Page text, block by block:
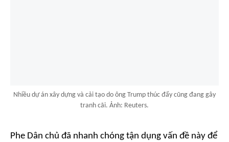
Nhiều dự án xây dựng và cải tạo do ông Trump thúc đẩy cũng đang gây
tranh cãi. Ảnh: Reuters.
Phe Dân chủ đã nhanh chóng tận dụng vấn đề này để